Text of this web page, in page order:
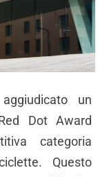
un
Dot Award
categoria
Questo